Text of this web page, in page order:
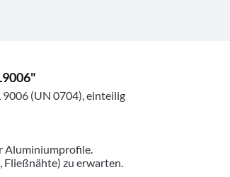
(UN 0704), einteilig
Aluminiumprofile.
zu erwarten.